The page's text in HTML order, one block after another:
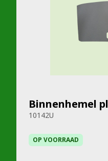
Binnenhemel
10142U
OP VOORRAAD